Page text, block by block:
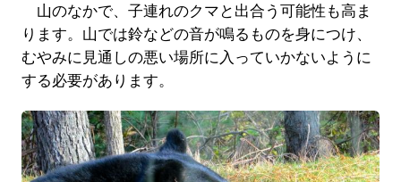
山のなかで、子連れのクマと出合う可能性も高ま
ります。山では鈴などの音が鳴るものを身につけ、
むやみに見通しの悪い場所に入っていかないように
する必要があります。